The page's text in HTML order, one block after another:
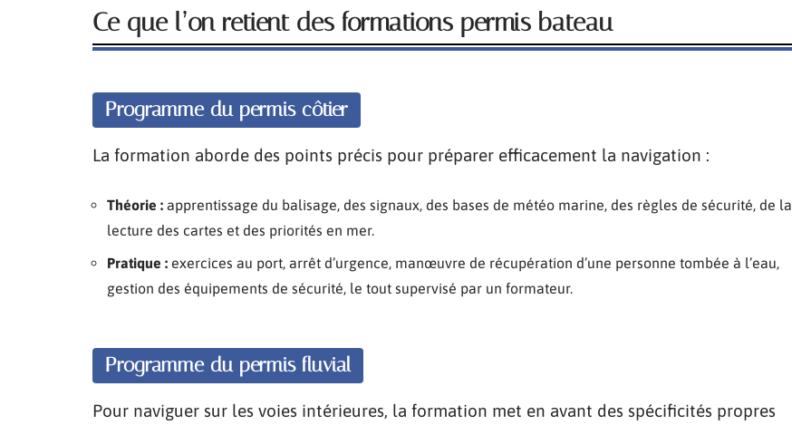
Ce que l’on retient des formations permis bateau
Programme du permis côtier
La formation aborde des points précis pour préparer efficacement la navigation :
Théorie : apprentissage du balisage, des signaux, des bases de météo marine, des règles de sécurité, de la
lecture des cartes et des priorités en mer.
Pratique : exercices au port, arrêt d’urgence, manœuvre de récupération d’une personne tombée à l’eau,
gestion des équipements de sécurité, le tout supervisé par un formateur.
Programme du permis fluvial
Pour naviguer sur les voies intérieures, la formation met en avant des spécificités propres